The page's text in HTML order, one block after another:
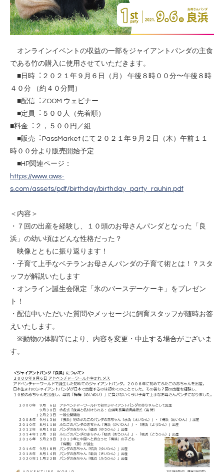
オンラインイベントの収益の⼀部をジャイアントパンダの主⾷
である⽵の購⼊に使⽤させていただきます。
■⽇時︓２０２１年９⽉６⽇（月） 午後８時００分〜午後８時
４０分 （約４０分間）
■配信︓ZOOM ウェビナー
■定員︓５００⼈（先着順）
■料⾦︓２，５００円／組
■販売︓PassMarket にて２０２１年９月２⽇（木）午前１１
時００分より販売開始予定
■HP関連ページ：
https://www.aws-
s.com/assets/pdf/birthday/birthday_party_rauhin.pdf
＜内容＞
・７回の出産を経験し、１０頭のお母さんパンダとなった「良
浜」の幼い頃はどんな性格だった？
映像とともに振り返ります！
・子育て上手なベテランお母さんパンダの子育て術とは！？スタ
ッフが解説いたします
・オンライン誕生会限定「氷のバースデーケーキ」をプレゼン
ト！
・配信中いただいた質問やメッセージに飼育スタッフが随時お答
えいたします。
※動物の体調等により、内容を変更・中止する場合がございま
す。